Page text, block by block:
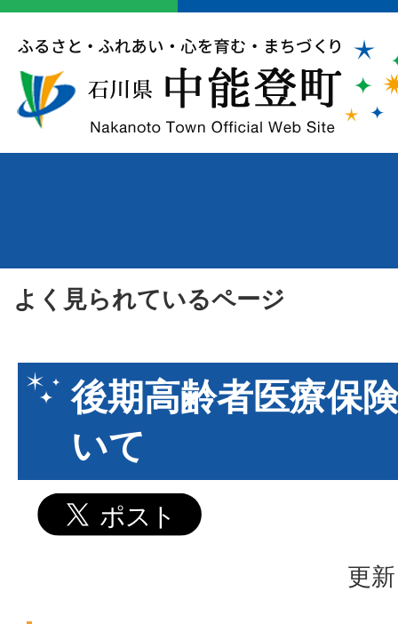
よく見られているページ
後期高齢者医療保
いて
更